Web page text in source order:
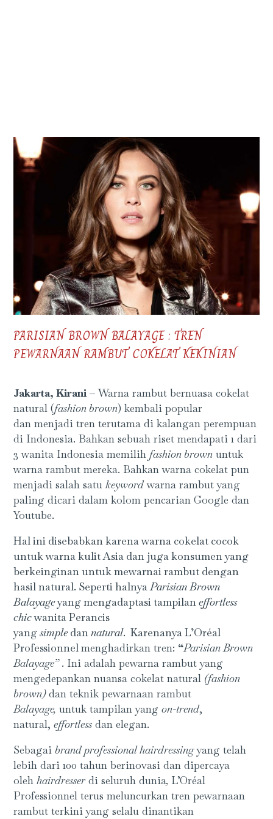
PARISIAN BROWN BALAYAGE : TREN
PEWARNAAN RAMBUT COKELAT KEKINIAN
Jakarta, Kirani –Warna rambut bernuasa cokelat
natural (fashion brown) kembali popular
danmenjadi tren terutama di kalangan perempuan
di Indonesia. Bahkan sebuah riset mendapati 1 dari
3 wanita Indonesia memilihfashion brown untuk
warna rambut mereka. Bahkan warna cokelat pun
menjadi salah satukeywordwarna rambut yang
paling dicari dalam kolom pencarian Google dan
Youtube.
Hal ini disebabkan karena warna cokelat cocok
untuk warna kulit Asia dan juga konsumen yang
berkeinginan untuk mewarnai rambut dengan
hasil natural. Seperti halnyaParisian Brown
Balayageyang mengadaptasi tampilaneffortless
chicwanita Perancis
yangsimpledannatural. Karenanya L’Oréal
Professionnelmenghadirkan tren: “Parisian Brown
Balayage”. Ini adalah pewarna rambut yang
mengedepankan nuansa cokelat natural (fashion
brown)dan teknik pewarnaan rambut
Balayage, untuktampilan yangon-trend,
natural,effortlessdan elegan.
Sebagaibrand professional hairdressingyang telah
lebih dari 100 tahun berinovasi dan dipercaya
olehhairdresserdi seluruh dunia, L’Oréal
Professionnel terus meluncurkan tren pewarnaan
rambut terkini yang selalu dinantikan